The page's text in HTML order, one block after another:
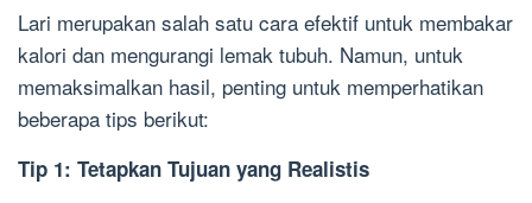
Lari merupakan salah satu cara efektif untuk membakar
kalori dan mengurangi lemak tubuh. Namun, untuk
memaksimalkan hasil, penting untuk memperhatikan
beberapa tips berikut:
Tip 1: Tetapkan Tujuan yang Realistis